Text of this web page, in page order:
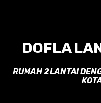
DOFLA
RUMAH 2 LANTAI